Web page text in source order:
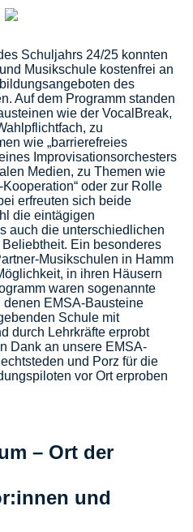
Schuljahrs 24/25 konnten
Musikschule kostenfrei an
des
Auf dem Programm standen
wie der VocalBreak,
zu
wie „barrierefreies
Improvisationsorchesters
Medien, zu Themen wie
oder zur Rolle
erfreuten sich beide
die eintägigen
auch die unterschiedlichen
Ein besonderes
Musikschulen in Hamm
in ihren Häusern
waren sogenannte
denen EMSA-Bausteine
Schule mit
durch Lehrkräfte erprobt
Dank an unsere EMSA-
und Porz für die
vor Ort erproben
– Ort der
und